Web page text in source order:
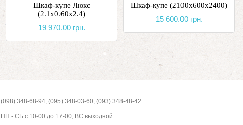
Шкаф-купе Люкс
(2.1х0.60х2.4)
19 970.00 грн.
Шкаф-купе (2100х600х2400)
15 600.00 грн.
(098) 348-68-94, (095) 348-03-60, (093) 348-48-42
ПН - СБ с 10-00 до 17-00, ВС выходной